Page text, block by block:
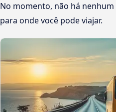
No momento, não há
para onde você pode viajar.